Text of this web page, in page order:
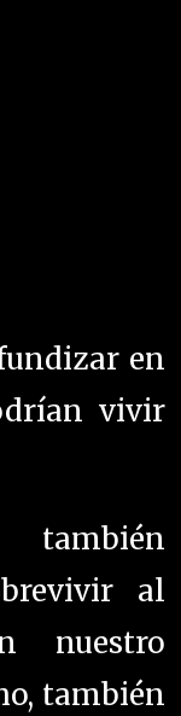
en
vivir
también
al
nuestro
también